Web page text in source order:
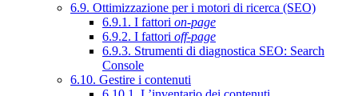
6.9. Ottimizzazione per i motori di ricerca (SEO)
6.9.1. I fattori on-page
6.9.2. I fattori off-page
6.9.3. Strumenti di diagnostica SEO: Search
Console
6.10. Gestire i contenuti